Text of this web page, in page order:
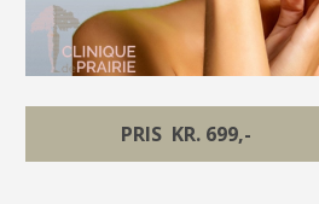
PRIS KR. 699,-